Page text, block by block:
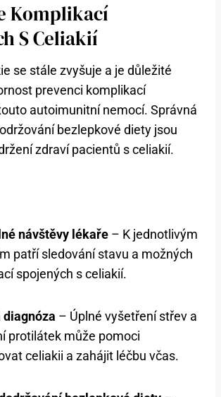
Komplikací
S Celiakií
se stále zvyšuje a je důležité
prevenci komplikací
autoimunitní nemocí. Správná
bezlepkové diety jsou
zdraví pacientů s celiakií.
návštěvy lékaře – K jednotlivým
patří sledování stavu a možných
spojených s celiakií.
diagnóza – Úplné vyšetření střev a
protilátek může pomoci
celiakii a zahájit léčbu včas.